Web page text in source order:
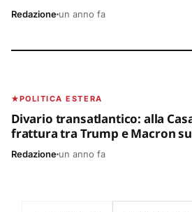
Redazione un anno fa
POLITICA ESTERA
Divario transatlantico: alla
frattura tra Trump e Macron
Redazione un anno fa